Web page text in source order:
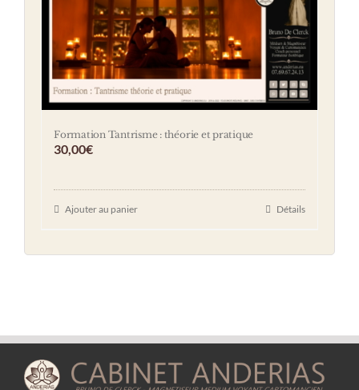
Formation Tantrisme : théorie et pratique
30,00€
Ajouter au panier Détails